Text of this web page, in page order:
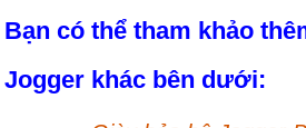
Bạn có thể tham khảo
Jogger khác bên dưới: